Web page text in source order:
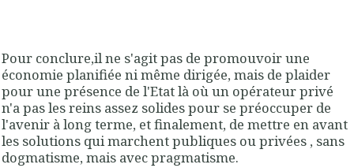
Pour conclure,il ne s'agit pas de promouvoir une
économie planifiée ni même dirigée, mais de plaider
pour une présence de l'Etat là où un opérateur privé
n'a pas les reins assez solides pour se préoccuper de
l'avenir à long terme, et finalement, de mettre en avant
les solutions qui marchent publiques ou privées , sans
dogmatisme, mais avec pragmatisme.